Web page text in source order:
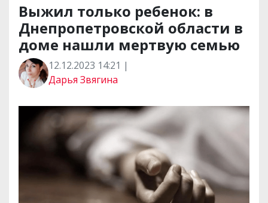
Выжил только ребенок: в
Днепропетровской области в
доме нашли мертвую семью
12.12.2023 14:21 |
Дарья Звягина